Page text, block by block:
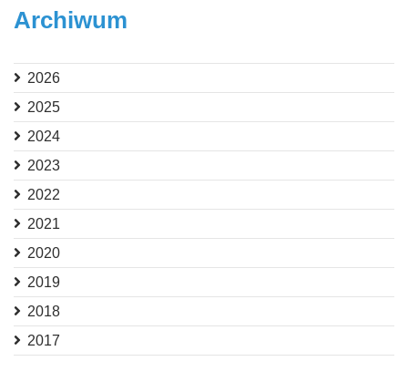
Archiwum
2026
2025
2024
2023
2022
2021
2020
2019
2018
2017